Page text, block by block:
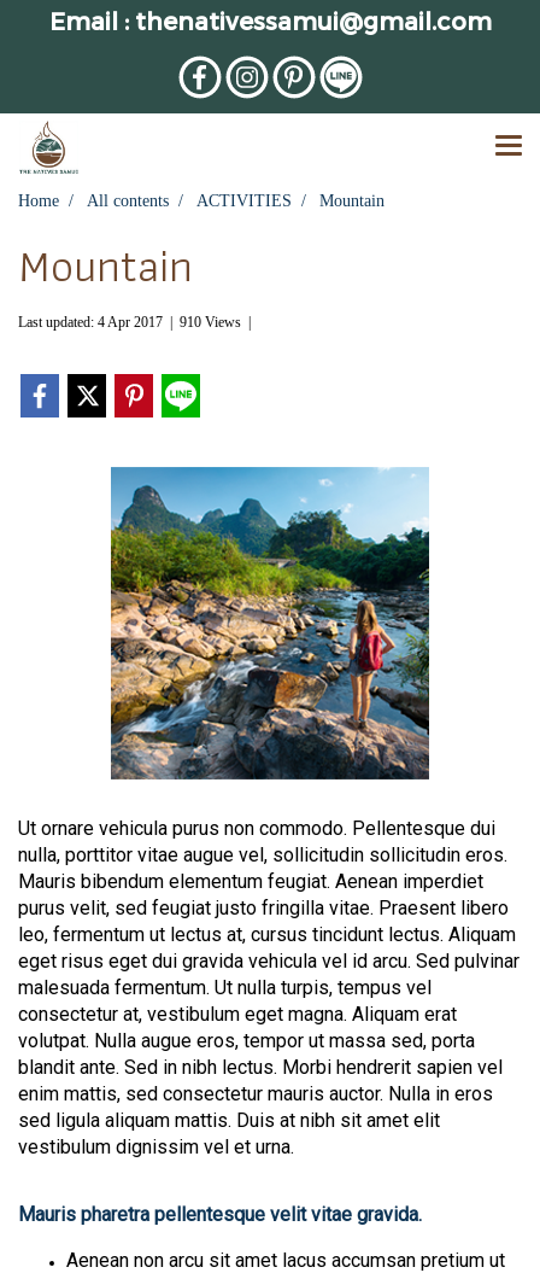
Email : thenativessamui@gmail.com
Home All contents ACTIVITIES Mountain
Mountain
Last updated: 4 Apr 2017 910 Views
Ut ornare vehicula purus non commodo. Pellentesque dui
nulla, porttitor vitae augue vel, sollicitudin sollicitudin eros.
Mauris bibendum elementum feugiat. Aenean imperdiet
purus velit, sed feugiat justo fringilla vitae. Praesent libero
leo, fermentum ut lectus at, cursus tincidunt lectus. Aliquam
eget risus eget dui gravida vehicula vel id arcu. Sed pulvinar
malesuada fermentum. Ut nulla turpis, tempus vel
consectetur at, vestibulum eget magna. Aliquam erat
volutpat. Nulla augue eros, tempor ut massa sed, porta
blandit ante. Sed in nibh lectus. Morbi hendrerit sapien vel
enim mattis, sed consectetur mauris auctor. Nulla in eros
sed ligula aliquam mattis. Duis at nibh sit amet elit
vestibulum dignissim vel et urna.
Mauris pharetra pellentesque velit vitae gravida.
Aenean non arcu sit amet lacus accumsan pretium ut